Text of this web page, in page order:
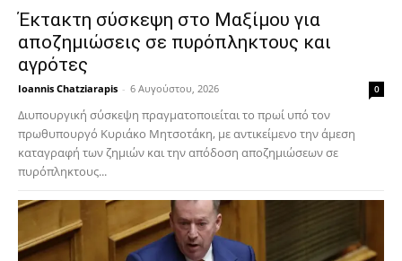
Έκτακτη σύσκεψη στο Μαξίμου για
αποζημιώσεις σε πυρόπληκτους και
αγρότες
Ioannis Chatziarapis - 6 Αυγούστου, 2026 0
Διυπουργική σύσκεψη πραγματοποιείται το πρωί υπό τον
πρωθυπουργό Κυριάκο Μητσοτάκη, με αντικείμενο την άμεση
καταγραφή των ζημιών και την απόδοση αποζημιώσεων σε
πυρόπληκτους...